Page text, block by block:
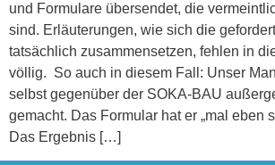
und Formulare übersendet, die
sind. Erläuterungen, wie sich die
tatsächlich zusammensetzen, fehlen in
völlig. So auch in diesem Fall: Unser
selbst gegenüber der SOKA-BAU
gemacht. Das Formular hat er „mal eben
Das Ergebnis […]